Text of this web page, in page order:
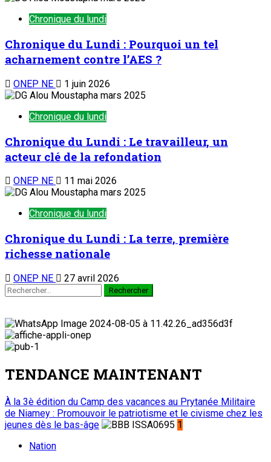
Chronique du lundi
Chronique du Lundi : Pourquoi un tel
acharnement contre l’AES ?
ONEP NE 1 juin 2026
Chronique du lundi
Chronique du Lundi : Le travailleur, un
acteur clé de la refondation
ONEP NE 11 mai 2026
Chronique du lundi
Chronique du Lundi : La terre, première
richesse nationale
ONEP NE 27 avril 2026
TENDANCE MAINTENANT
À la 3è édition du Camp des vacances au Prytanée Militaire
de Niamey : Promouvoir le patriotisme et le civisme chez les
jeunes dès le bas-âge
1
Nation